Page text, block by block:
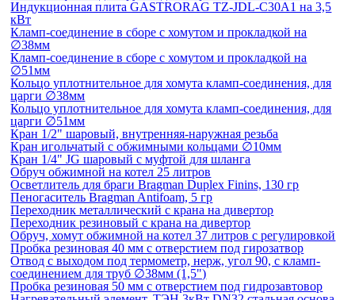
Индукционная плита GASTRORAG TZ-JDL-C30A1 на 3,5
кВт
Кламп-соединение в сборе с хомутом и прокладкой на
∅38мм
Кламп-соединение в сборе с хомутом и прокладкой на
∅51мм
Кольцо уплотнительное для хомута кламп-соединения, для
царги ∅38мм
Кольцо уплотнительное для хомута кламп-соединения, для
царги ∅51мм
Кран 1/2" шаровый, внутренняя-наружная резьба
Кран игольчатый с обжимными кольцами ∅10мм
Кран 1/4" JG шаровый с муфтой для шланга
Обруч обжимной на котел 25 литров
Осветлитель для браги Bragman Duplex Finins, 130 гр
Пеногаситель Bragman Antifoam, 5 гр
Переходник металлический с крана на дивертор
Переходник резиновый с крана на дивертор
Обруч, хомут обжимной на котел 37 литров с регулировкой
Пробка резиновая 40 мм с отверстием под гирозатвор
Отвод с выходом под термометр, нерж, угол 90, с кламп-
соединением для труб ∅38мм (1,5")
Пробка резиновая 50 мм с отверстием под гидрозавтовор